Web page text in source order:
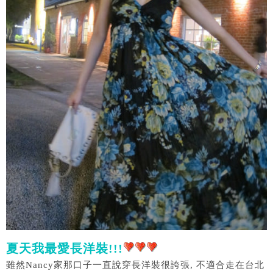
夏天我最愛長洋裝!!!
雖然Nancy家那口子一直說穿長洋裝很誇張, 不適合走在台北